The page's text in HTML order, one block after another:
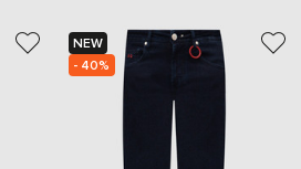
NEW
- 40%